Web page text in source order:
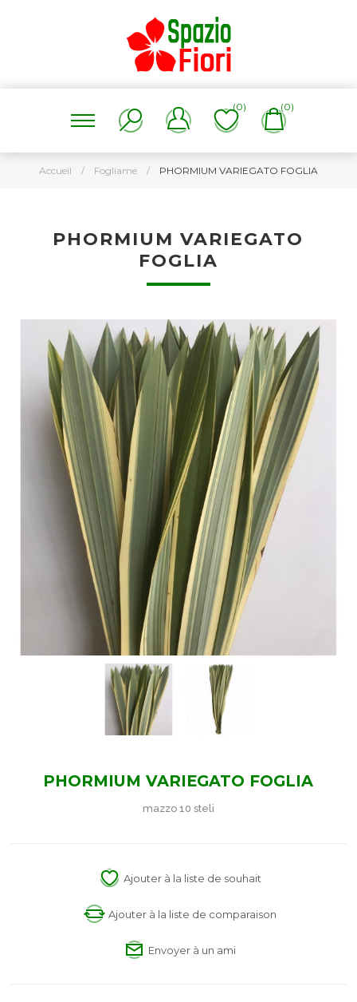
(0) (0)
Accueil / Fogliame / PHORMIUM VARIEGATO FOGLIA
PHORMIUM VARIEGATO
FOGLIA
PHORMIUM VARIEGATO FOGLIA
mazzo 10 steli
Ajouter à la liste de souhait
Ajouter à la liste de comparaison
Envoyer à un ami